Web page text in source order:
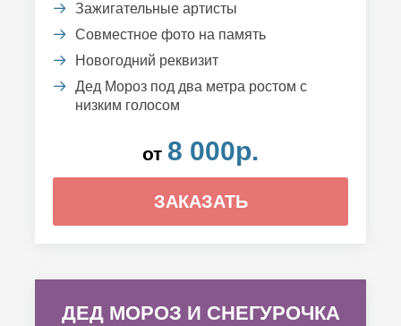
Зажигательные артисты
Совместное фото на память
Новогодний реквизит
Дед Мороз под два метра ростом с
низким голосом
от 8 000р.
ЗАКАЗАТЬ
ДЕД МОРОЗ И СНЕГУРОЧКА